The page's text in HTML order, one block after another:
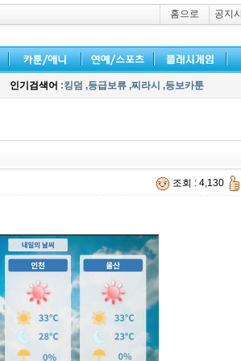
홈으로 공지
인기검색어 :킹덤 ,등급보류 ,찌라시 ,등보카툰
조회 : 4,130